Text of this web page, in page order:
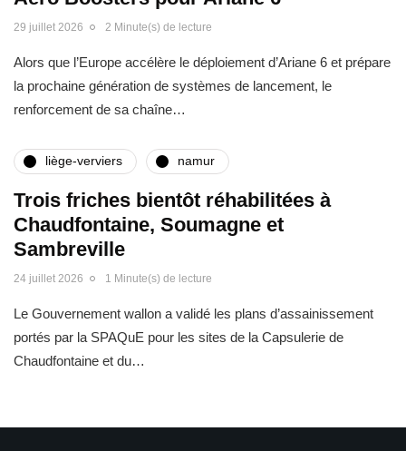
29 juillet 2026 2 Minute(s) de lecture
Alors que l’Europe accélère le déploiement d’Ariane 6 et prépare
la prochaine génération de systèmes de lancement, le
renforcement de sa chaîne…
liège-verviers namur
Trois friches bientôt réhabilitées à
Chaudfontaine, Soumagne et
Sambreville
24 juillet 2026 1 Minute(s) de lecture
Le Gouvernement wallon a validé les plans d’assainissement
portés par la SPAQuE pour les sites de la Capsulerie de
Chaudfontaine et du…